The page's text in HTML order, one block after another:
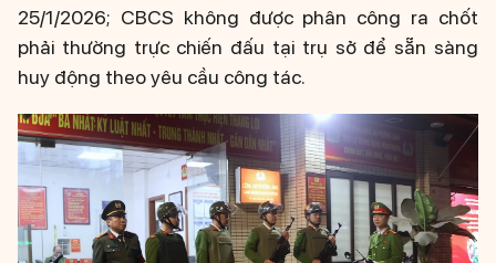
25/1/2026; CBCS không được phân công ra chốt
phải thường trực chiến đấu tại trụ sở để sẵn sàng
huy động theo yêu cầu công tác.